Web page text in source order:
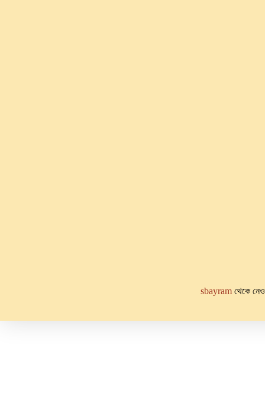
sbayram থেকে